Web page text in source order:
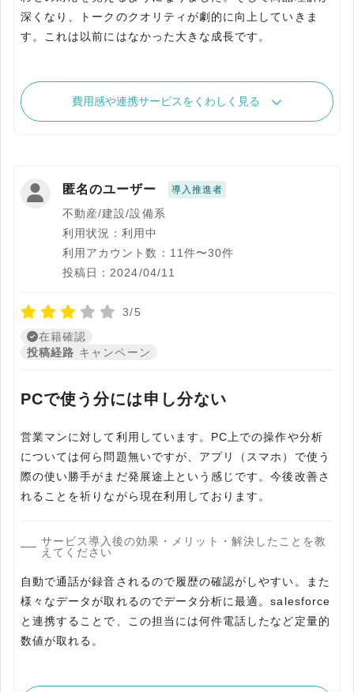
深くなり、トークのクオリティが劇的に向上していきま
す。これは以前にはなかった大きな成長です。
費用感や連携サービスをくわしく見る
匿名のユーザー 導入推進者
不動産/建設/設備系
利用状況：利用中
利用アカウント数：11件〜30件
投稿日：2024/04/11
3/5
在籍確認
投稿経路 キャンペーン
PCで使う分には申し分ない
営業マンに対して利用しています。PC上での操作や分析
については何ら問題無いですが、アプリ（スマホ）で使う
際の使い勝手がまだ発展途上という感じです。今後改善さ
れることを祈りながら現在利用しております。
サービス導入後の効果・メリット・解決したことを教
えてください
自動で通話が録音されるので履歴の確認がしやすい。また
様々なデータが取れるのでデータ分析に最適。salesforce
と連携することで、この担当には何件電話したなど定量的
数値が取れる。